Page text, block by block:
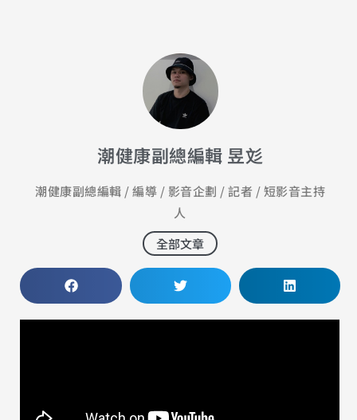
潮健康副總編輯 昱彣
潮健康副總編輯 / 編導 / 影音企劃 / 記者 / 短影音主持
人
全部文章